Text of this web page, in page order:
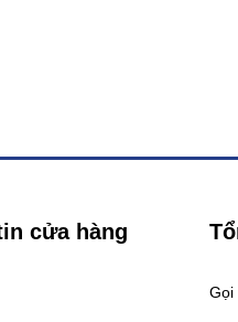
cửa hàng
Gọi